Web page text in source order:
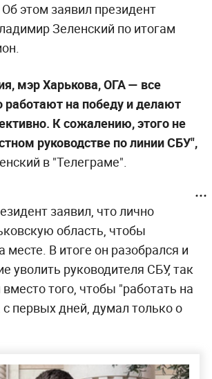
этом заявил президент
Зеленский по итогам
мэр Харькова, ОГА — все
работают на победу и делают
К сожалению, этого не
руководстве по линии СБУ",
в "Телеграме".
заявил, что лично
область, чтобы
месте. В итоге он разобрался и
уволить руководителя СБУ, так
того, чтобы "работать на
первых дней, думал только о